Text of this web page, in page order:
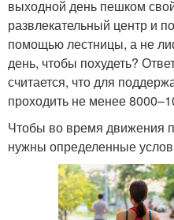
выходной день пешком
развлекательный центр и
помощью лестницы, а не
день, чтобы похудеть?
считается, что для
проходить не менее
Чтобы во время движения
нужны определенные